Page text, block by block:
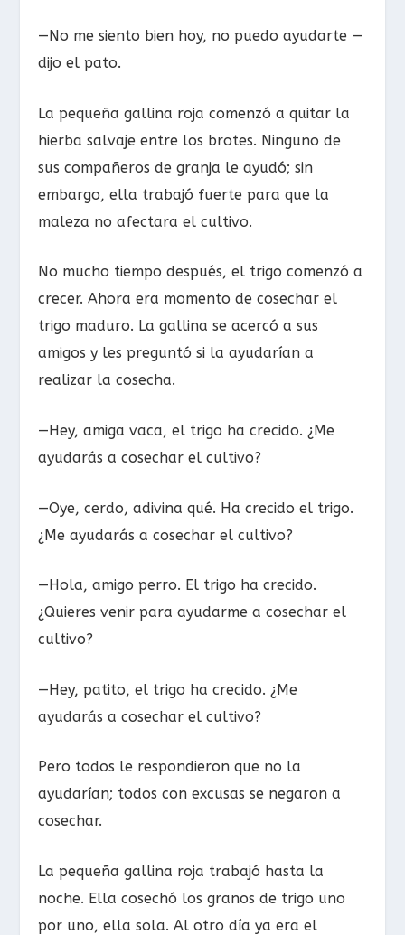
—No me siento bien hoy, no puedo ayudarte —
dijo el pato.
La pequeña gallina roja comenzó a quitar la
hierba salvaje entre los brotes. Ninguno de
sus compañeros de granja le ayudó; sin
embargo, ella trabajó fuerte para que la
maleza no afectara el cultivo.
No mucho tiempo después, el trigo comenzó a
crecer. Ahora era momento de cosechar el
trigo maduro. La gallina se acercó a sus
amigos y les preguntó si la ayudarían a
realizar la cosecha.
—Hey, amiga vaca, el trigo ha crecido. ¿Me
ayudarás a cosechar el cultivo?
—Oye, cerdo, adivina qué. Ha crecido el trigo.
¿Me ayudarás a cosechar el cultivo?
—Hola, amigo perro. El trigo ha crecido.
¿Quieres venir para ayudarme a cosechar el
cultivo?
—Hey, patito, el trigo ha crecido. ¿Me
ayudarás a cosechar el cultivo?
Pero todos le respondieron que no la
ayudarían; todos con excusas se negaron a
cosechar.
La pequeña gallina roja trabajó hasta la
noche. Ella cosechó los granos de trigo uno
por uno, ella sola. Al otro día ya era el